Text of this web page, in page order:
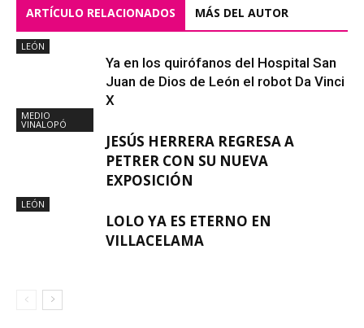
ARTÍCULO RELACIONADOS MÁS DEL AUTOR
LEÓN
Ya en los quirófanos del Hospital San
Juan de Dios de León el robot Da Vinci
X
MEDIO
VINALOPÓ
JESÚS HERRERA REGRESA A
PETRER CON SU NUEVA
EXPOSICIÓN
LEÓN
LOLO YA ES ETERNO EN
VILLACELAMA